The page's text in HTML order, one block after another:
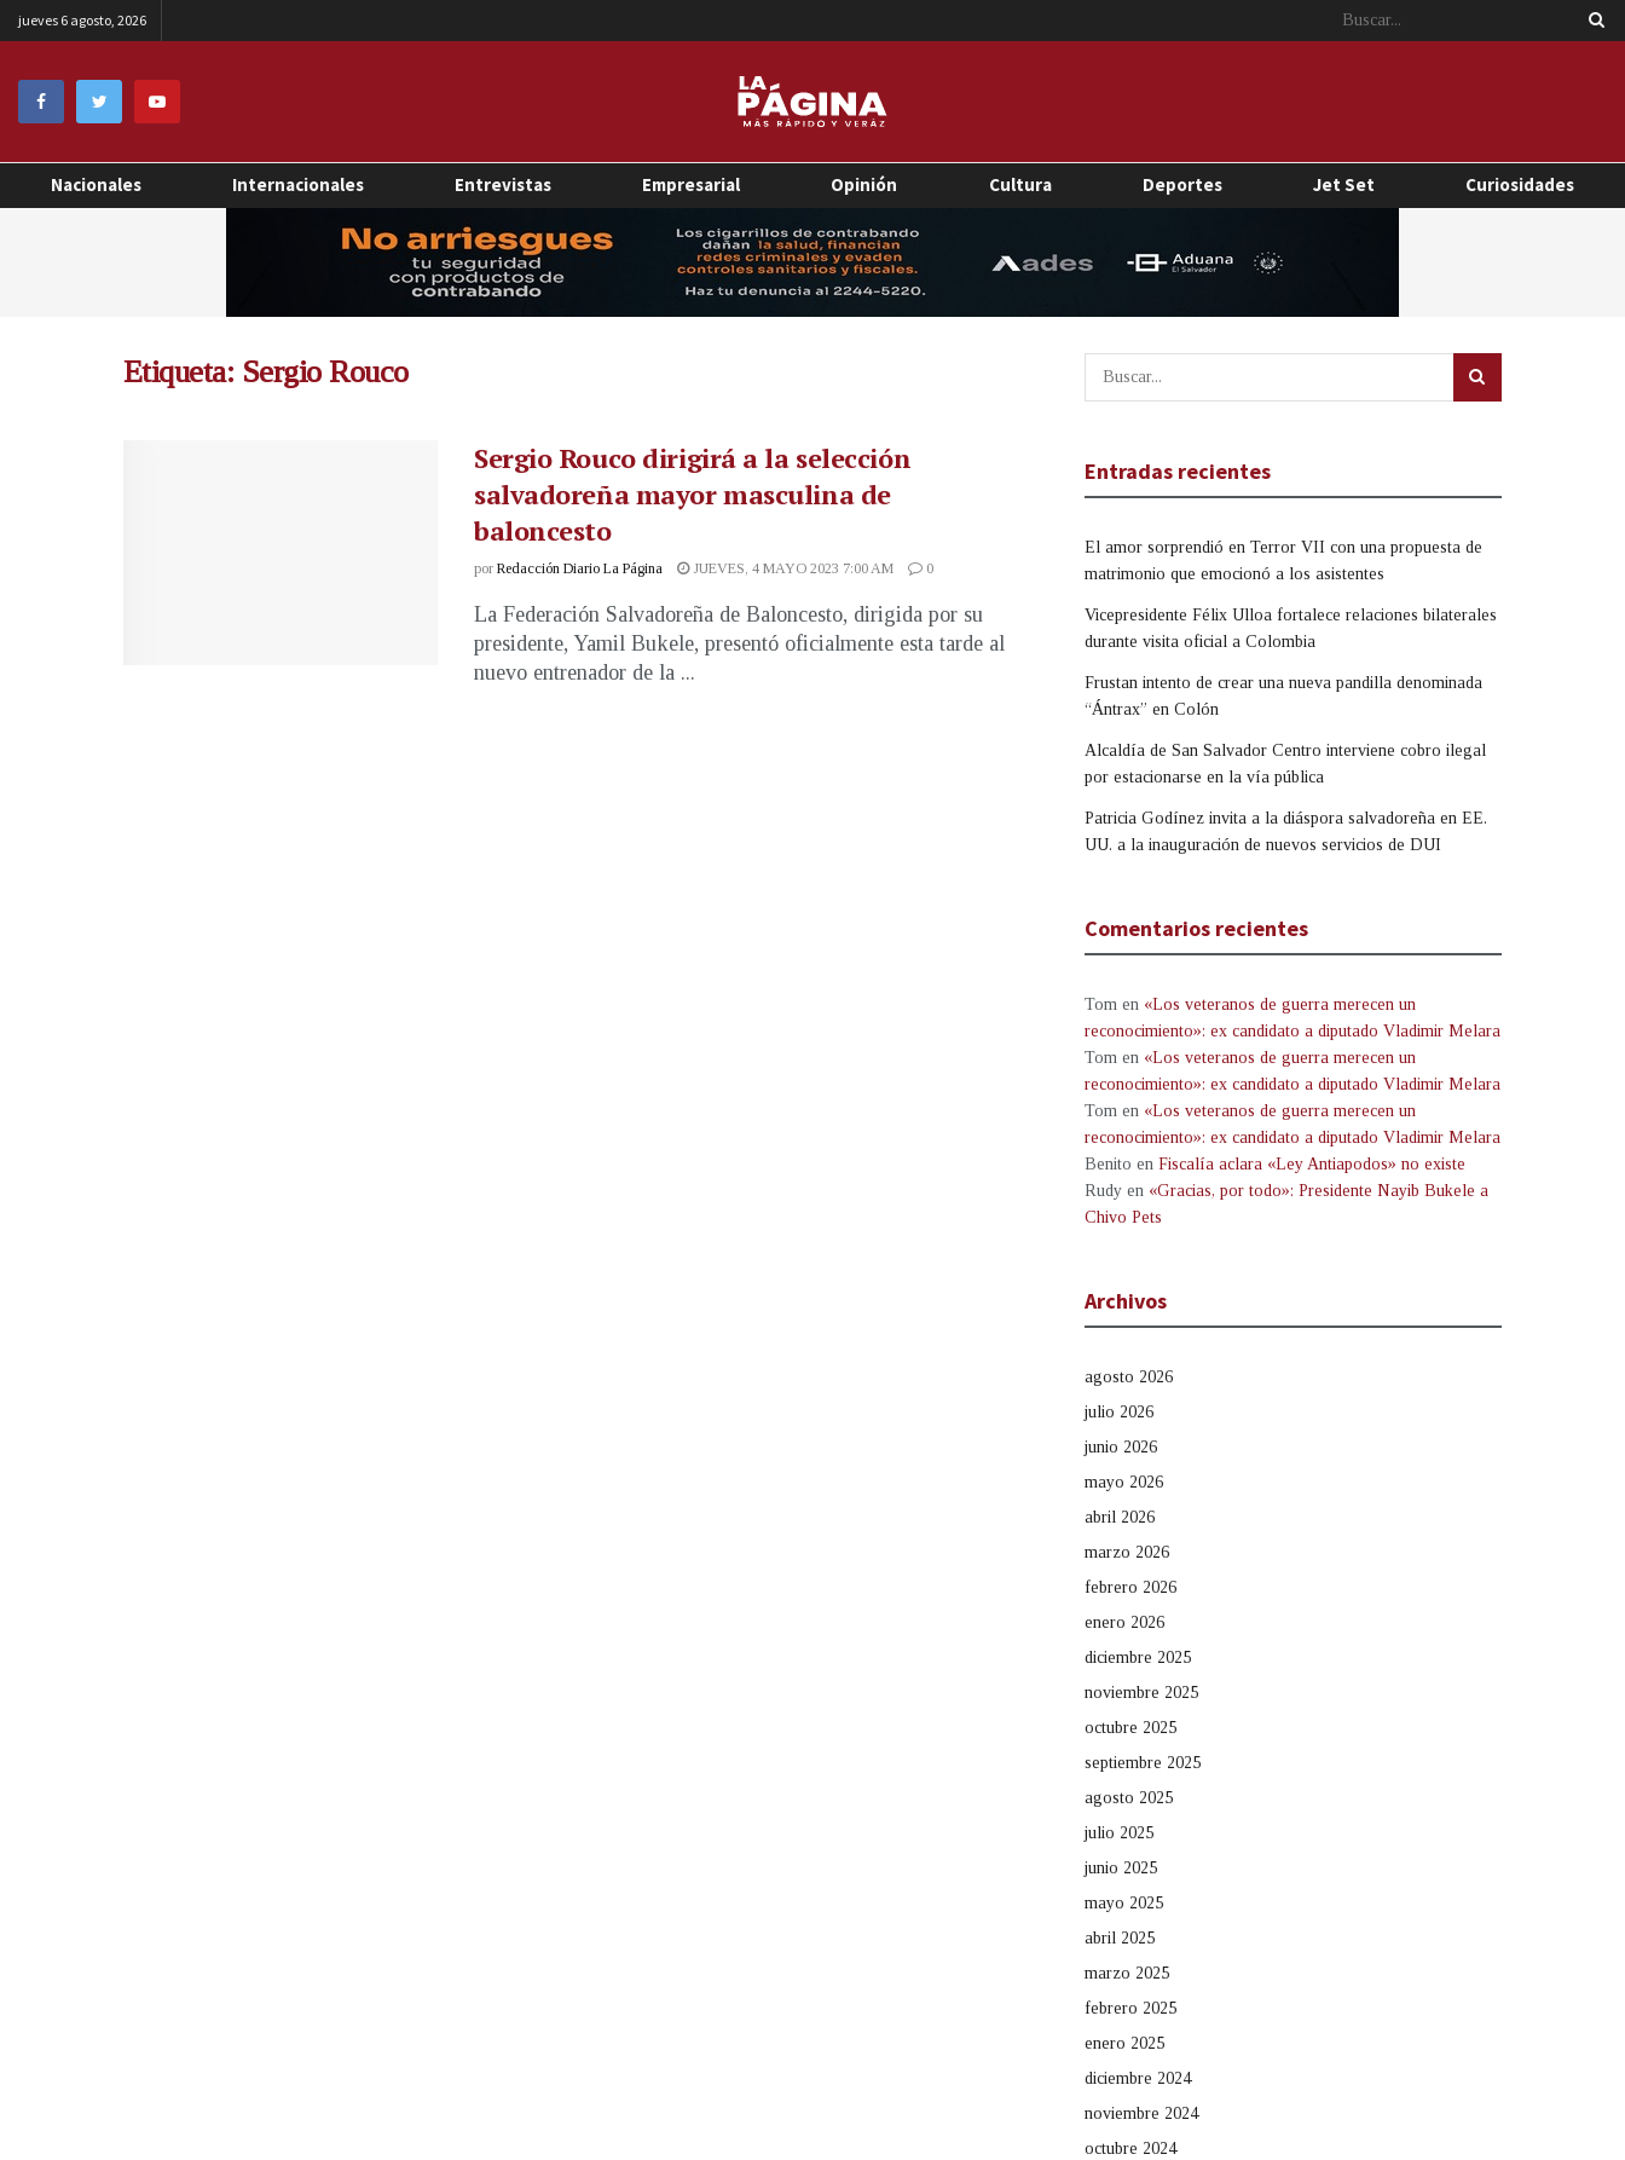
jueves 6 agosto, 2026
Nacionales Internacionales Entrevistas Empresarial Opinión Cultura Deportes Jet Set Curiosidades
Etiqueta: Sergio Rouco
Sergio Rouco dirigirá a la selección
salvadoreña mayor masculina de
baloncesto
por Redacción Diario La Página JUEVES, 4 MAYO 2023 7:00 AM 0
La Federación Salvadoreña de Baloncesto, dirigida por su
presidente, Yamil Bukele, presentó oficialmente esta tarde al
nuevo entrenador de la ...
Entradas recientes
El amor sorprendió en Terror VII con una propuesta de
matrimonio que emocionó a los asistentes
Vicepresidente Félix Ulloa fortalece relaciones bilaterales
durante visita oficial a Colombia
Frustan intento de crear una nueva pandilla denominada
“Ántrax” en Colón
Alcaldía de San Salvador Centro interviene cobro ilegal
por estacionarse en la vía pública
Patricia Godínez invita a la diáspora salvadoreña en EE.
UU. a la inauguración de nuevos servicios de DUI
Comentarios recientes
Tom en «Los veteranos de guerra merecen un
reconocimiento»: ex candidato a diputado Vladimir Melara
Tom en «Los veteranos de guerra merecen un
reconocimiento»: ex candidato a diputado Vladimir Melara
Tom en «Los veteranos de guerra merecen un
reconocimiento»: ex candidato a diputado Vladimir Melara
Benito en Fiscalía aclara «Ley Antiapodos» no existe
Rudy en «Gracias, por todo»: Presidente Nayib Bukele a
Chivo Pets
Archivos
agosto 2026
julio 2026
junio 2026
mayo 2026
abril 2026
marzo 2026
febrero 2026
enero 2026
diciembre 2025
noviembre 2025
octubre 2025
septiembre 2025
agosto 2025
julio 2025
junio 2025
mayo 2025
abril 2025
marzo 2025
febrero 2025
enero 2025
diciembre 2024
noviembre 2024
octubre 2024